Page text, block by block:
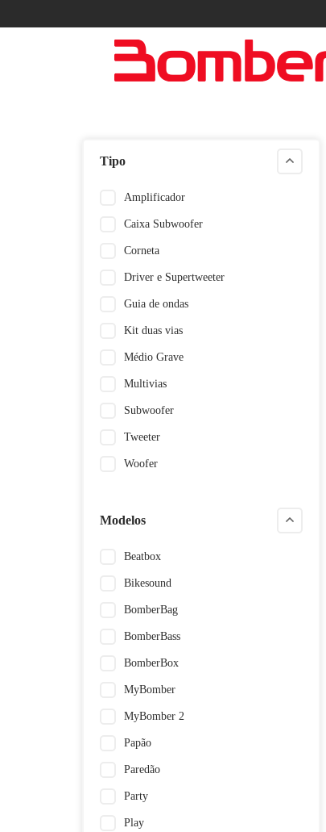
Tipo
Amplificador
Caixa Subwoofer
Corneta
Driver e Supertweeter
Guia de ondas
Kit duas vias
Médio Grave
Multivias
Subwoofer
Tweeter
Woofer
Modelos
Beatbox
Bikesound
BomberBag
BomberBass
BomberBox
MyBomber
MyBomber 2
Papão
Paredão
Party
Play